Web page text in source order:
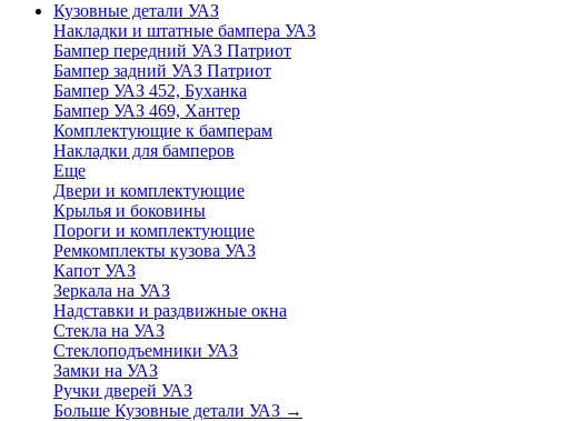
Кузовные детали УАЗ
Накладки и штатные бампера УАЗ
Бампер передний УАЗ Патриот
Бампер задний УАЗ Патриот
Бампер УАЗ 452, Буханка
Бампер УАЗ 469, Хантер
Комплектующие к бамперам
Накладки для бамперов
Еще
Двери и комплектующие
Крылья и боковины
Пороги и комплектующие
Ремкомплекты кузова УАЗ
Капот УАЗ
Зеркала на УАЗ
Надставки и раздвижные окна
Стекла на УАЗ
Стеклоподъемники УАЗ
Замки на УАЗ
Ручки дверей УАЗ
Больше Кузовные детали УАЗ →